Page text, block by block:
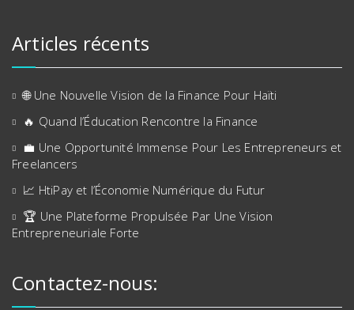
Articles récents
🌐 Une Nouvelle Vision de la Finance Pour Haïti
🔥 Quand l’Éducation Rencontre la Finance
💼 Une Opportunité Immense Pour Les Entrepreneurs et
Freelancers
📈 HtiPay et l’Économie Numérique du Futur
🏆 Une Plateforme Propulsée Par Une Vision
Entrepreneuriale Forte
Contactez-nous: